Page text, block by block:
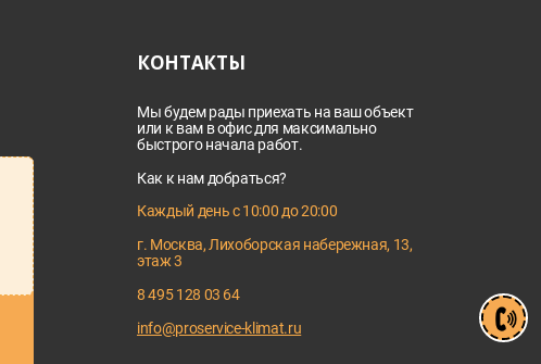
КОНТАКТЫ
Мы будем рады приехать на ваш объект
или к вам в офис для максимально
быстрого начала работ.
Как к нам добраться?
Каждый день с 10:00 до 20:00
г. Москва, Лихоборская набережная, 13,
этаж 3
8 495 128 03 64
info@proservice-klimat.ru